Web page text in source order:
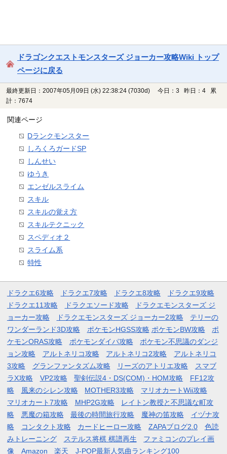
ドラゴンクエストモンスターズ ジョーカー攻略Wiki トップ
ページに戻る
最終更新日：2007年05月09日 (水) 22:38:24 (7030d)
今日：3 昨日：4 累
計：7674
関連ページ
Dランクモンスター
しろくろガードSP
しんせい
ゆうき
エンゼルスライム
スキル
スキルの覚え方
スキルテクニック
スペディオ２
スライム系
特性
ドラクエ6攻略 ドラクエ7攻略 ドラクエ8攻略
ドラクエ9攻略
ドラクエ11攻略
ドラクエソード攻略
ドラクエモンスターズ ジ
ョーカー攻略
ドラクエモンスターズ ジョーカー2攻略
テリーの
ワンダーランド3D攻略
ポケモンHGSS攻略 ポケモンBW攻略
ポ
ケモンORAS攻略
ポケモンダイパ攻略
ポケモン不思議のダンジ
ョン攻略
アルトネリコ攻略 アルトネリコ2攻略
アルトネリコ
3攻略
グランファンタズム攻略 リーズのアトリエ攻略
スマブ
ラX攻略
VP2攻略 聖剣伝説4・DS(COM)・HOM攻略
FF12攻
略
風来のシレン攻略 MOTHER3攻略
マリオカートWii攻略
マリオカート7攻略
MHP2G攻略
レイトン教授と不思議な町攻
略
悪魔の箱攻略 最後の時間旅行攻略 魔神の笛攻略
イヅナ攻
略
コンタクト攻略 カードヒーロー攻略 ZAPAブログ2.0
色読
みトレーニング
ステルス将棋 棋譜再生
ファミコンのプレイ画
像
Amazon 楽天 J-POP最新人気曲ランキング100